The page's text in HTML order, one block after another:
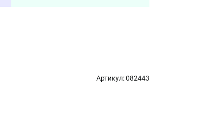
Артикул:082443